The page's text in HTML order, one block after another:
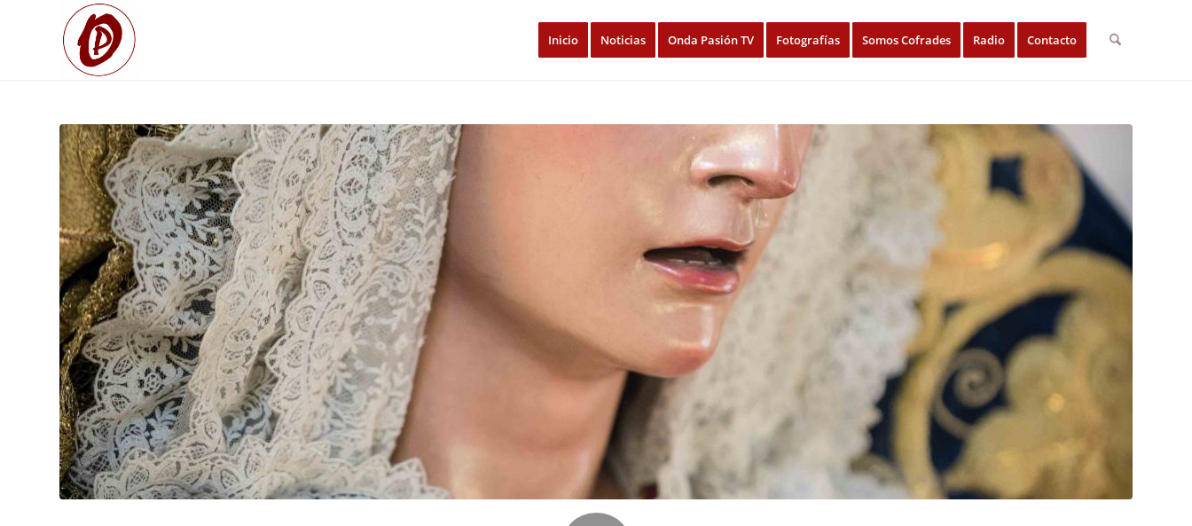
Inicio Noticias Onda Pasión TV Fotografías Somos Cofrades Radio Contacto